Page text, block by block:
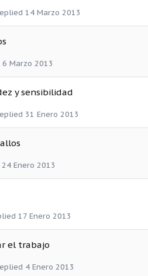
14 Marzo 2013
6 Marzo 2013
y sensibilidad
31 Enero 2013
24 Enero 2013
17 Enero 2013
el trabajo
4 Enero 2013